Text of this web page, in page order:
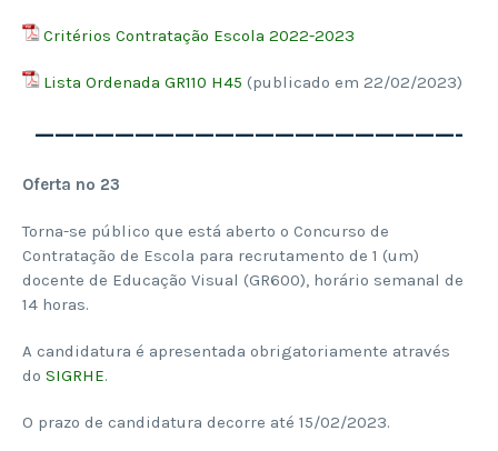
Critérios Contratação Escola 2022-2023
Lista Ordenada GR110 H45 (publicado em 22/02/2023)
—————————————————————-
Oferta nº 23
Torna-se público que está aberto o Concurso de
Contratação de Escola para recrutamento de 1 (um)
docente de Educação Visual (GR600), horário semanal de
14 horas.
A candidatura é apresentada obrigatoriamente através
do SIGRHE.
O prazo de candidatura decorre até 15/02/2023.